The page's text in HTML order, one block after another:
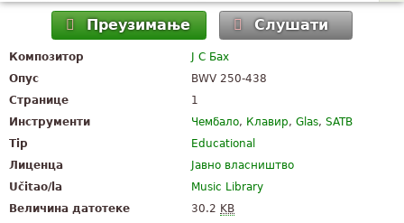
Преузимање Слушати
Композитор
Ј С Бах
Опус
BWV 250-438
Странице
1
Инструменти
Чембало, Клавир,Glas,SATB
Tip
Educational
Лиценца
Јавно власништво
Učitao/la
Music Library
Величина датотеке
30.2 KB